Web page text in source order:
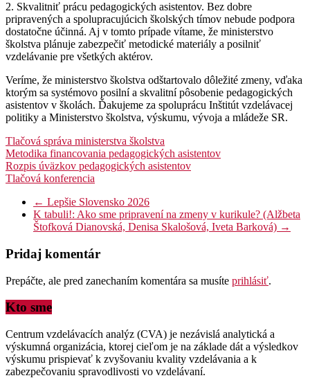
2. Skvalitniť prácu pedagogických asistentov. Bez dobre
pripravených a spolupracujúcich školských tímov nebude podpora
dostatočne účinná. Aj v tomto prípade vítame, že ministerstvo
školstva plánuje zabezpečiť metodické materiály a posilniť
vzdelávanie pre všetkých aktérov.
Veríme, že ministerstvo školstva odštartovalo dôležité zmeny, vďaka
ktorým sa systémovo posilní a skvalitní pôsobenie pedagogických
asistentov v školách. Ďakujeme za spoluprácu Inštitút vzdelávacej
politiky a Ministerstvo školstva, výskumu, vývoja a mládeže SR.
Tlačová správa ministerstva školstva
Metodika financovania pedagogických asistentov
Rozpis úväzkov pedagogických asistentov
Tlačová konferencia
← Lepšie Slovensko 2026
K tabuli!: Ako sme pripravení na zmeny v kurikule? (Alžbeta
Štofková Dianovská, Denisa Skalošová, Iveta Barková) →
Pridaj komentár
Prepáčte, ale pred zanechaním komentára sa musíte prihlásiť.
Kto sme
Centrum vzdelávacích analýz (CVA) je nezávislá analytická a
výskumná organizácia, ktorej cieľom je na základe dát a výsledkov
výskumu prispievať k zvyšovaniu kvality vzdelávania a k
zabezpečovaniu spravodlivosti vo vzdelávaní.